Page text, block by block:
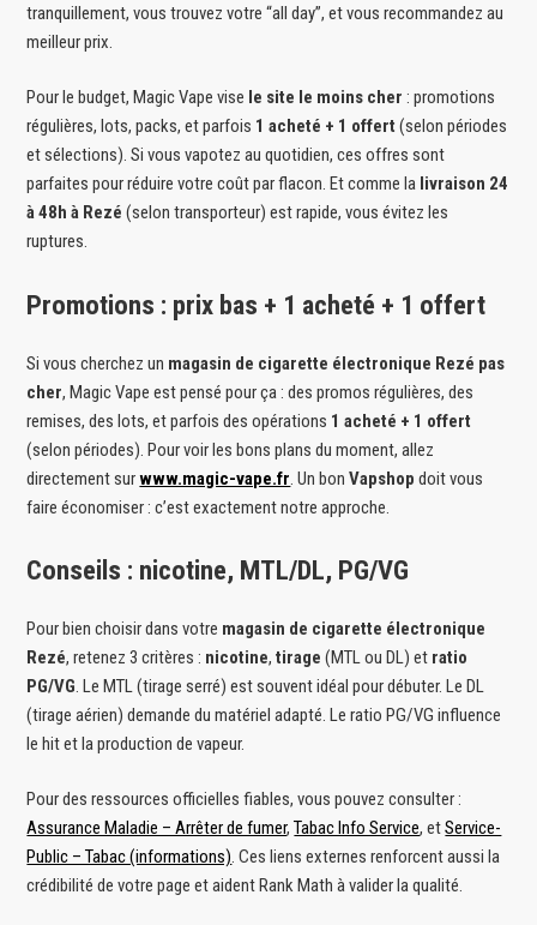
tranquillement, vous trouvez votre “all day”, et vous recommandez au
meilleur prix.
Pour le budget, Magic Vape vise le site le moins cher : promotions
régulières, lots, packs, et parfois 1 acheté + 1 offert (selon périodes
et sélections). Si vous vapotez au quotidien, ces offres sont
parfaites pour réduire votre coût par flacon. Et comme la livraison 24
à 48h à Rezé (selon transporteur) est rapide, vous évitez les
ruptures.
Promotions : prix bas + 1 acheté + 1 offert
Si vous cherchez un magasin de cigarette électronique Rezé pas
cher, Magic Vape est pensé pour ça : des promos régulières, des
remises, des lots, et parfois des opérations 1 acheté + 1 offert
(selon périodes). Pour voir les bons plans du moment, allez
directement surwww.magic-vape.fr. Un bonVapshop doit vous
faire économiser : c’est exactement notre approche.
Conseils : nicotine, MTL/DL, PG/VG
Pour bien choisir dans votre magasin de cigarette électronique
Rezé, retenez 3 critères : nicotine,tirage (MTL ou DL) et ratio
PG/VG. Le MTL (tirage serré) est souvent idéal pour débuter. Le DL
(tirage aérien) demande du matériel adapté. Le ratio PG/VG influence
le hit et la production de vapeur.
Pour des ressources officielles fiables, vous pouvez consulter :
Assurance Maladie – Arrêter de fumer,Tabac Info Service, etService-
Public – Tabac (informations). Ces liens externes renforcent aussi la
crédibilité de votre page et aident Rank Math à valider la qualité.